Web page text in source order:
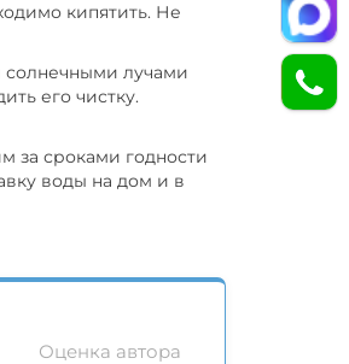
кипятить. Не
солнечными лучами
его чистку.
за сроками годности
воды на дом и в
Оценка автора